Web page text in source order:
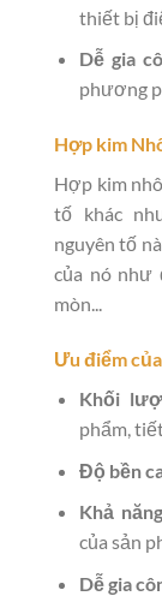
thiết bị
Dễ gia
phương
Hợp kim
Hợp kim
tố khác
nguyên tố
của nó như
mòn...
Ưu điểm
Khối
phẩm,
Độ bền
Khả
của sản
Dễ gia